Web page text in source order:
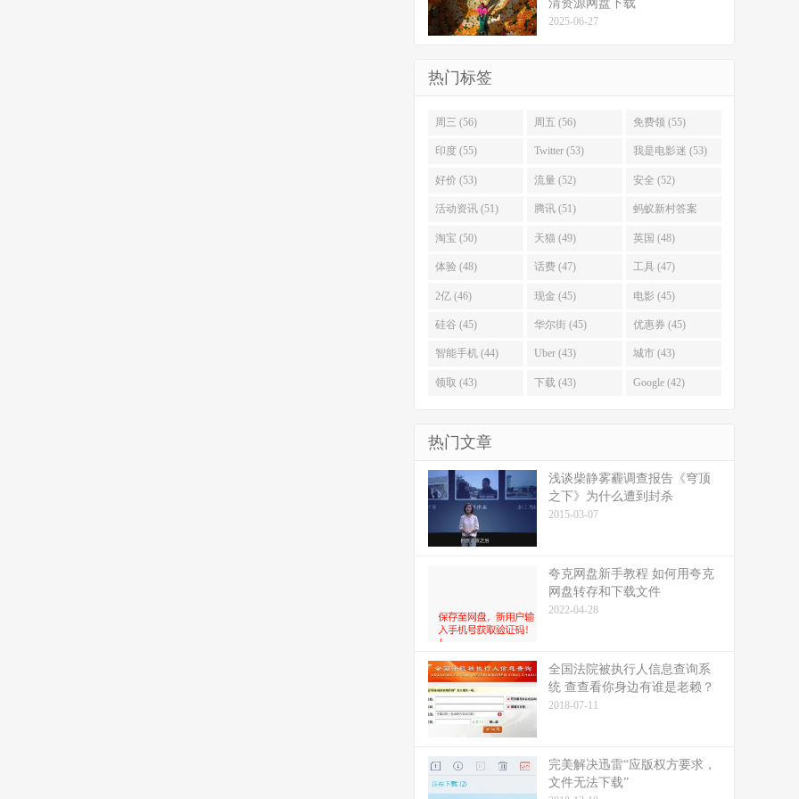
清资源网盘下载
2025-06-27
热门标签
周三 (56) 周五 (56) 免费领 (55)
印度 (55) Twitter (53) 我是电影迷 (53)
好价 (53) 流量 (52) 安全 (52)
活动资讯 (51) 腾讯 (51) 蚂蚁新村答案
(51)
淘宝 (50) 天猫 (49) 英国 (48)
体验 (48) 话费 (47) 工具 (47)
2亿 (46) 现金 (45) 电影 (45)
硅谷 (45) 华尔街 (45) 优惠券 (45)
智能手机 (44) Uber (43) 城市 (43)
领取 (43) 下载 (43) Google (42)
热门文章
浅谈柴静雾霾调查报告《穹顶
之下》为什么遭到封杀
2015-03-07
夸克网盘新手教程 如何用夸克
网盘转存和下载文件
2022-04-28
全国法院被执行人信息查询系
统 查查看你身边有谁是老赖？
2018-07-11
完美解决迅雷“应版权方要求，
文件无法下载”